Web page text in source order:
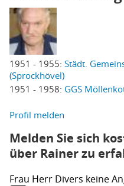
1951 - 1955: Städt.
(Sprockhövel)
1951 - 1958: GGS
Profil melden
Melden Sie sich
über Rainer zu
Frau Herr Divers keine